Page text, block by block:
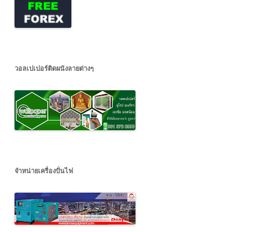
วอลเปเปอร์ติดผนังลายต่างๆ
จำหน่ายเครื่องปั่นไฟ